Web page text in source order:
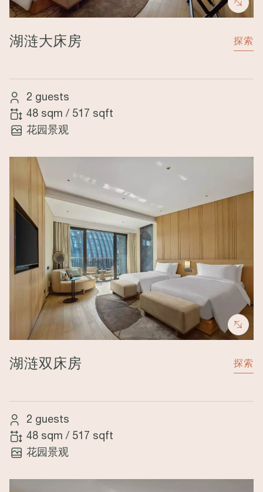
湖涟大床房 探索
2 guests
48 sqm / 517 sqft
花园景观
湖涟双床房 探索
2 guests
48 sqm / 517 sqft
花园景观